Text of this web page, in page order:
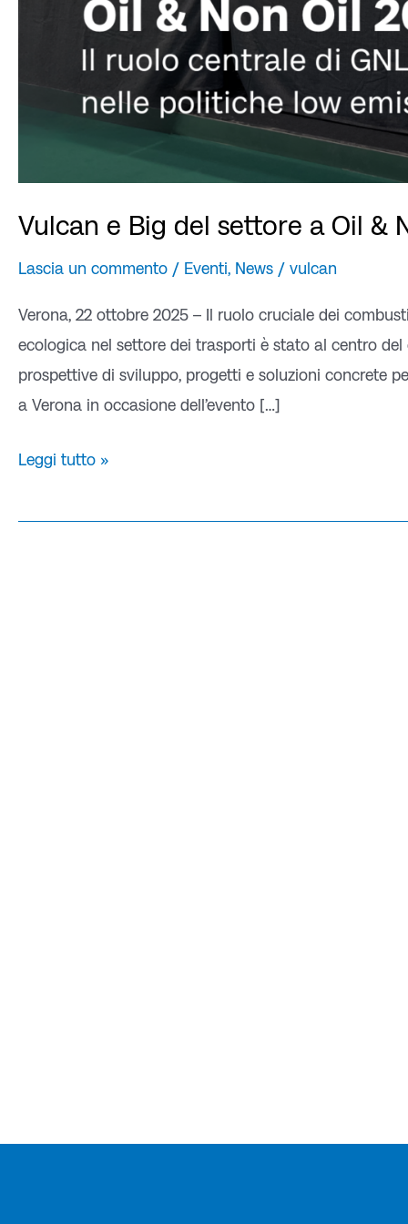
Vulcan e Big del settore a Oil &
Lascia un commento / Eventi, News / vulcan
Verona, 22 ottobre 2025 – Il ruolo cruciale dei
ecologica nel settore dei trasporti è stato al centro
prospettive di sviluppo, progetti e soluzioni concrete
a Verona in occasione dell’evento […]
Leggi tutto »